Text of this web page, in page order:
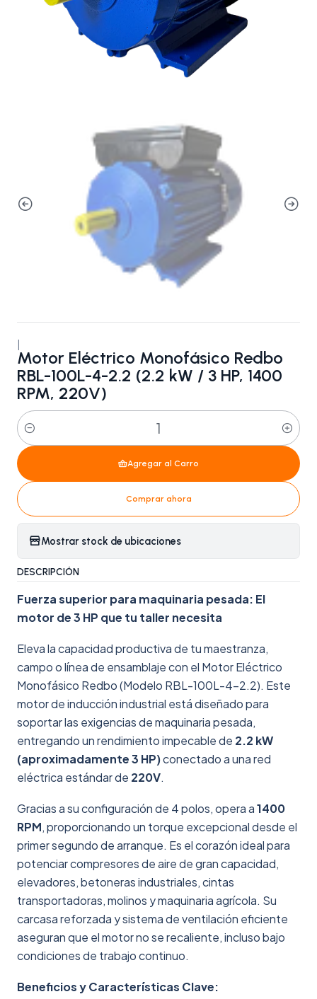
Motor Eléctrico Monofásico Redbo
RBL-100L-4-2.2 (2.2 kW / 3 HP, 1400
RPM, 220V)
Cantidad
Agregar al Carro
Comprar ahora
Mostrar stock de ubicaciones
DESCRIPCIÓN
Fuerza superior para maquinaria pesada: El
motor de 3 HP que tu taller necesita
Eleva la capacidad productiva de tu maestranza,
campo o línea de ensamblaje con el Motor Eléctrico
Monofásico Redbo (Modelo RBL-100L-4-2.2). Este
motor de inducción industrial está diseñado para
soportar las exigencias de maquinaria pesada,
entregando un rendimiento impecable de 2.2 kW
(aproximadamente 3 HP)conectado a una red
eléctrica estándar de 220V.
Gracias a su configuración de 4 polos, opera a1400
RPM, proporcionando un torque excepcional desde el
primer segundo de arranque. Es el corazón ideal para
potenciar compresores de aire de gran capacidad,
elevadores, betoneras industriales, cintas
transportadoras, molinos y maquinaria agrícola. Su
carcasa reforzada y sistema de ventilación eficiente
aseguran que el motor no se recaliente, incluso bajo
condiciones de trabajo continuo.
Beneficios y Características Clave: